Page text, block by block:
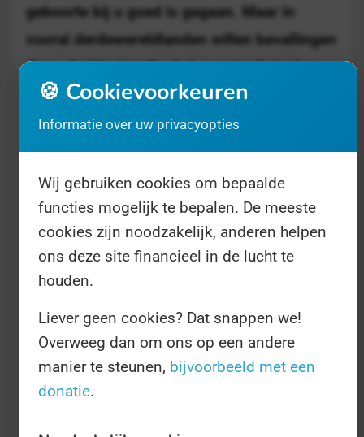
geboorte bij u goed is gegaan. Maar in
vooral derdewereldlanden willen bevallingen
door slechte (medische) omstandigheden
nog wel eens gecompliceerd raken: In veel
landen is het sterftecijfer van pasgeborenen
soms onaangenaam hoog.
Rolletjes
De oplossing? Verloskundigen.
Gespecialiseerde, opgeleide mensen (het
zijn doorgaans vrouwen) die zwangere
vrouwen helpen tijdens de bevalling. Die
zorgen dat alles op rolletjes verloopt en dat
er zo veel meer gezonde kinderen worden
geboren. Voor die vrouwen organiseert de
🍪 Cookievoorkeuren
Informatie over uw privacyopties
Wij gebruiken cookies om bepaalde
functies mogelijk te bepalen. De meeste
cookies zijn noodzakelijk, anderen helpen
ons deze site financieel in de lucht te
houden.
Liever geen cookies? Dat snappen we!
Overweeg dan om ons op een andere
manier te steunen, bijvoorbeeld met een
donatie.